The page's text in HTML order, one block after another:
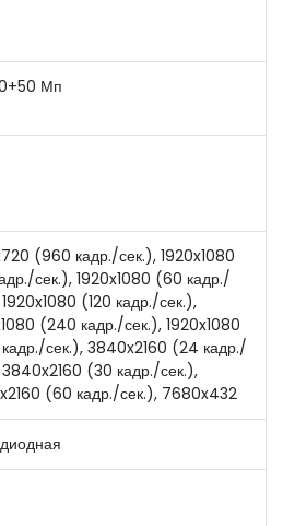
Мп
(960 кадр./сек.), 1920x1080
сек.), 1920x1080 (60 кадр./
(120 кадр./сек.),
(240 кадр./сек.), 1920x1080
сек.), 3840x2160 (24 кадр./
3840x2160 (30 кадр./сек.),
(60 кадр./сек.), 7680x432